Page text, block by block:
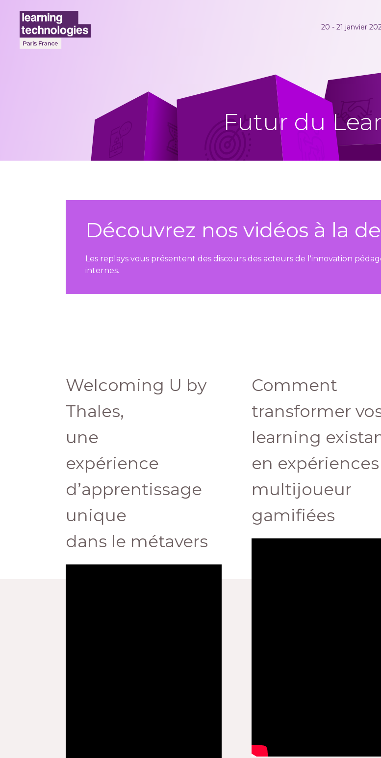
20 - 21 janvier
Futur du
Découvrez nos vidéos à la
Les replays vous présentent des discours des acteurs de l'innovation
internes.
Welcoming U by
Thales,
une
expérience
d’apprentissage
unique
dans le métavers
Comment
transformer
learning
en expériences
multijoueur
gamifiées